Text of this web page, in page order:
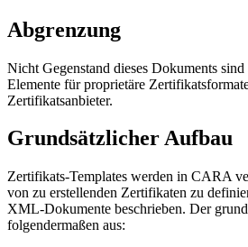
Abgrenzung
Nicht Gegenstand dieses Dokuments
Elemente für proprietäre
Zertifikatsanbieter.
Grundsätzlicher Aufbau
Zertifikats-Templates werden in CARA
von zu erstellenden Zertifikaten zu
XML-Dokumente beschrieben. Der
folgendermaßen aus: